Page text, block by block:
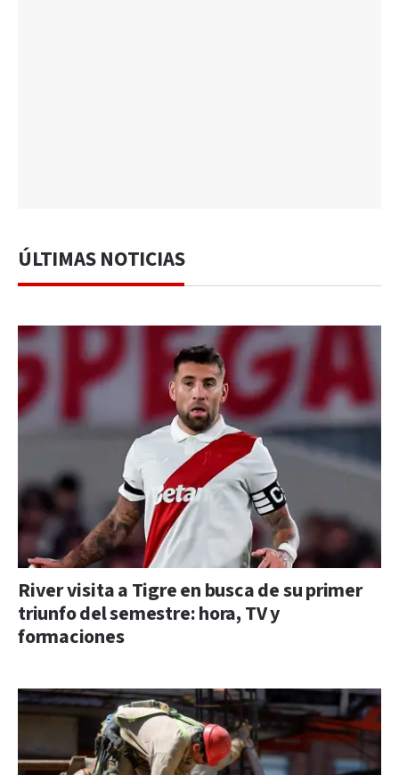
ÚLTIMAS NOTICIAS
River visita a Tigre en busca de su primer
triunfo del semestre: hora, TV y
formaciones